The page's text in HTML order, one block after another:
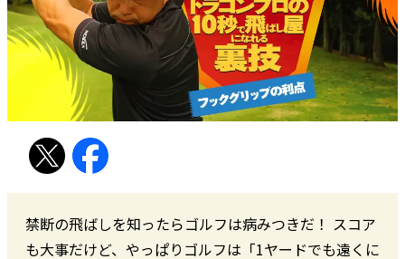
禁断の飛ばしを知ったらゴルフは病みつきだ！ スコア
も大事だけど、やっぱりゴルフは「1ヤードでも遠くに